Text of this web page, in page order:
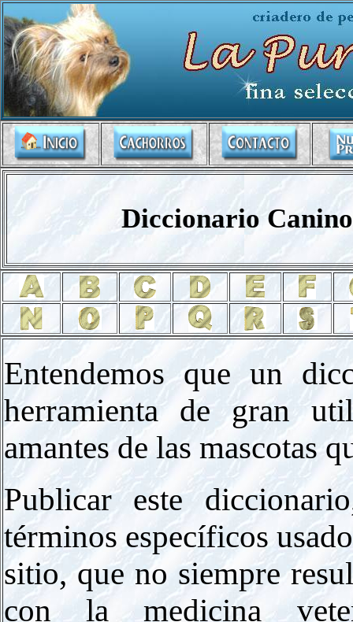
Diccionario
Entendemos que un
herramienta de gran
amantes de las mascotas
Publicar este
términos específicos
sitio, que no siempre
con la medicina